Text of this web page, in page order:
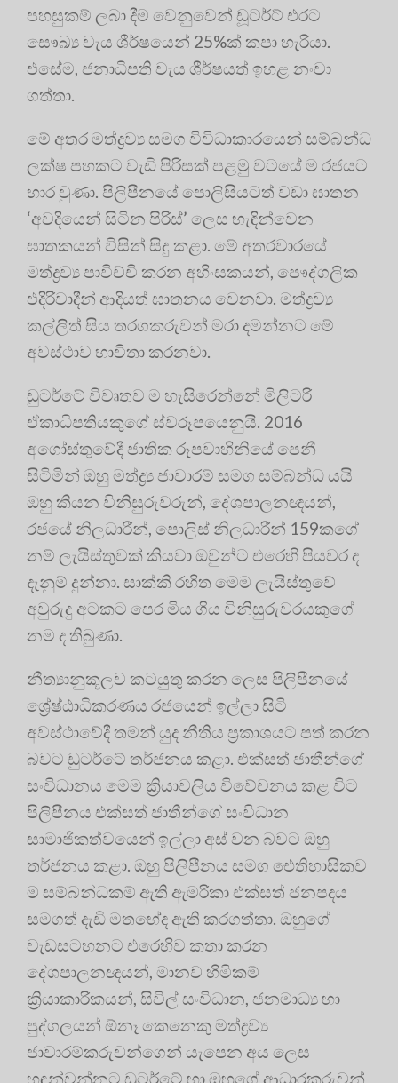
පහසුකම් ලබා දීම වෙනුවෙන් ඩූටර්ට් එරට
සෞඛ්‍ය වැය ශීර්ෂයෙන් 25%ක් කපා හැරියා.
එසේම, ජනාධිපති වැය ශීර්ෂයත් ඉහළ නංවා
ගත්තා.
මේ අතර මත්ද්‍ර‍ව්‍ය සමග විවිධාකාරයෙන් සම්බන්ධ
ලක්ෂ පහකට වැඩි පිරිසක් පළමු වටයේ ම රජයට
භාර වුණා. පිලිපීනයේ පොලිසියටත් වඩා ඝාතන
‘අවදියෙන් සිටින පිරිස්’ ලෙස හැඳින්වෙන
ඝාතකයන් විසින් සිදු කළා. මේ අතරවාරයේ
මත්ද්‍ර‍ව්‍ය පාවිච්චි කරන අහිංසකයන්, පෞද්ගලික
එදිරිවාදීන් ආදියත් ඝාතනය වෙනවා. මත්ද්‍ර‍ව්‍ය
කල්ලිත් සිය තරගකරුවන් මරා දමන්නට මේ
අවස්ථාව භාවිතා කරනවා.
ඩුටර්ටේ විවෘතව ම හැසිරෙන්නේ මිලිටරි
ඒකාධිපතියකුගේ ස්වරූපයෙනුයි. 2016
අගෝස්තුවේදී ජාතික රූපවාහිනියේ පෙනී
සිටිමින් ඔහු මත්ද්‍ර‍්‍ය ජාවාරම් සමග සම්බන්ධ යයි
ඔහු කියන විනිසුරුවරුන්, දේශපාලනඥයන්,
රජයේ නිලධාරීන්, පොලිස් නිලධාරීන් 159කගේ
නම් ලැයිස්තුවක් කියවා ඔවුන්ට එරෙහි පියවර ද
දැනුම් දුන්නා. සාක්කි රහිත මෙම ලැයිස්තුවේ
අවුරුදු අටකට පෙර මිය ගිය විනිසුරුවරයකුගේ
නම ද තිබුණා.
නීත්‍යානුකූලව කටයුතු කරන ලෙස පිලිපීනයේ
ශ්‍රේෂ්ඨාධිකරණය රජයෙන් ඉල්ලා සිටි
අවස්ථාවේදී තමන් යුද නීතිය ප්‍ර‍කාශයට පත් කරන
බවට ඩුටර්ටේ තර්ජනය කළා. එක්සත් ජාතීන්ගේ
සංවිධානය මෙම ක්‍රියාවලිය විවේචනය කළ විට
පිලිපීනය එක්සත් ජාතීන්ගේ සංවිධාන
සාමාජිකත්වයෙන් ඉල්ලා අස් වන බවට ඔහු
තර්ජනය කළා. ඔහු පිලිපීනය සමග ඓතිහාසිකව
ම සම්බන්ධකම් ඇති ඇමරිකා එක්සත් ජනපදය
සමගත් දැඩි මතභේද ඇති කරගත්තා. ඔහුගේ
වැඩසටහනට එරෙහිව කතා කරන
දේශපාලනඥයන්, මානව හිමිකම්
ක්‍රියාකාරිකයන්, සිවිල් සංවිධාන, ජනමාධ්‍ය හා
පුද්ගලයන් ඕනෑ කෙනෙකු මත්ද්‍ර‍ව්‍ය
ජාවාරම්කරුවන්ගෙන් යැපෙන අය ලෙස
හඳුන්වන්නට ඩුටර්ටේ හා ඔහුගේ ආධාරකරුවන්